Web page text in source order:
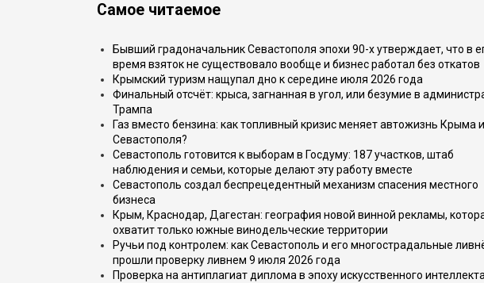
Самое читаемое
Бывший градоначальник Севастополя эпохи 90-х утверждает, что в
время взяток не существовало вообще и бизнес работал без откатов
Крымский туризм нащупал дно к середине июля 2026 года
Финальный отсчёт: крыса, загнанная в угол, или безумие в
Трампа
Газ вместо бензина: как топливный кризис меняет автожизнь Крыма и
Севастополя?
Севастополь готовится к выборам в Госдуму: 187 участков, штаб
наблюдения и семьи, которые делают эту работу вместе
Севастополь создал беспрецедентный механизм спасения местного
бизнеса
Крым, Краснодар, Дагестан: география новой винной рекламы,
охватит только южные винодельческие территории
Ручьи под контролем: как Севастополь и его многострадальные
прошли проверку ливнем 9 июля 2026 года
Проверка на антиплагиат диплома в эпоху искусственного